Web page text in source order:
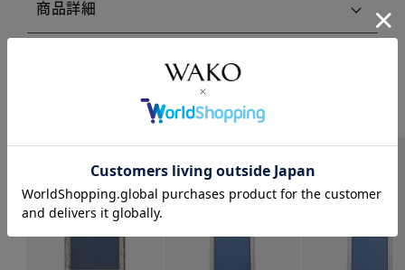
商品詳細